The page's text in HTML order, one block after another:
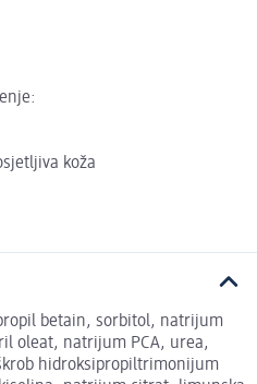
koža
betain, sorbitol, natrijum
oleat, natrijum PCA, urea,
hidroksipropiltrimonijum